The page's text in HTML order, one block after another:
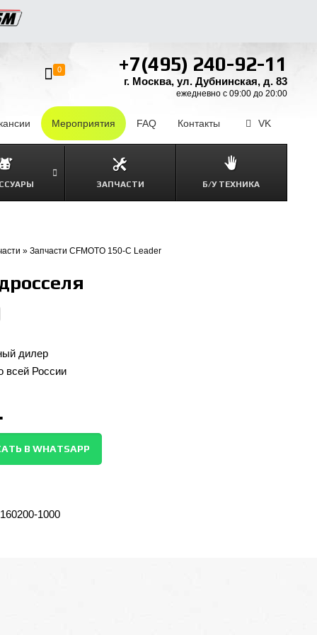
Мероприятия FAQ Контакты VK
ЗАПЧАСТИ Б/У ТЕХНИКА
+7(495) 240-92-11
г. Москва, ул. Дубнинская, д. 83
ежедневно с 09:00 до 20:00
0
»Запчасти CFMOTO 150-C Leader
дилер
всей России
В WHATSAPP
1000